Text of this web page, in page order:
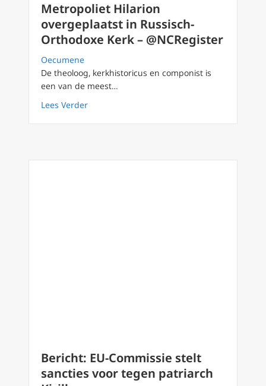
Metropoliet Hilarion
overgeplaatst in Russisch-
Orthodoxe Kerk – @NCRegister
Oecumene
De theoloog, kerkhistoricus en componist is
een van de meest…
Lees Verderabout Metropoliet Hilarion overgeplaatst in
Bericht: EU-Commissie stelt
sancties voor tegen patriarch